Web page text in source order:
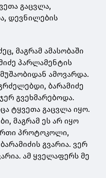
გაცვლა,
დევნილების
მაგრამ ამასობაში
პარლამენტის
ამოვარდა.
ბარამიძე
გვეხმარებოდა.
ტყვეთა გაცვლა იყო.
მაგრამ ეს არ იყო
პროტოკოლი,
გვარია. ვერ
ამ ყველაფერს მე